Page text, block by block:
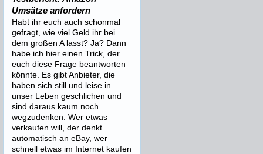
Umsätze anfordern
Habt ihr euch auch schonmal
gefragt, wie viel Geld ihr bei
dem großen A lasst? Ja? Dann
habe ich hier einen Trick, der
euch diese Frage beantworten
könnte. Es gibt Anbieter, die
haben sich still und leise in
unser Leben geschlichen und
sind daraus kaum noch
wegzudenken. Wer etwas
verkaufen will, der denkt
automatisch an eBay, wer
schnell etwas im Internet kaufen